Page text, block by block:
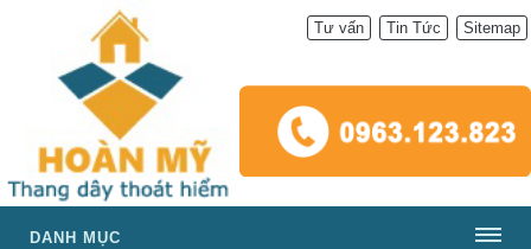
Tư vấn Tin Tức Sitemap
DANH MỤC